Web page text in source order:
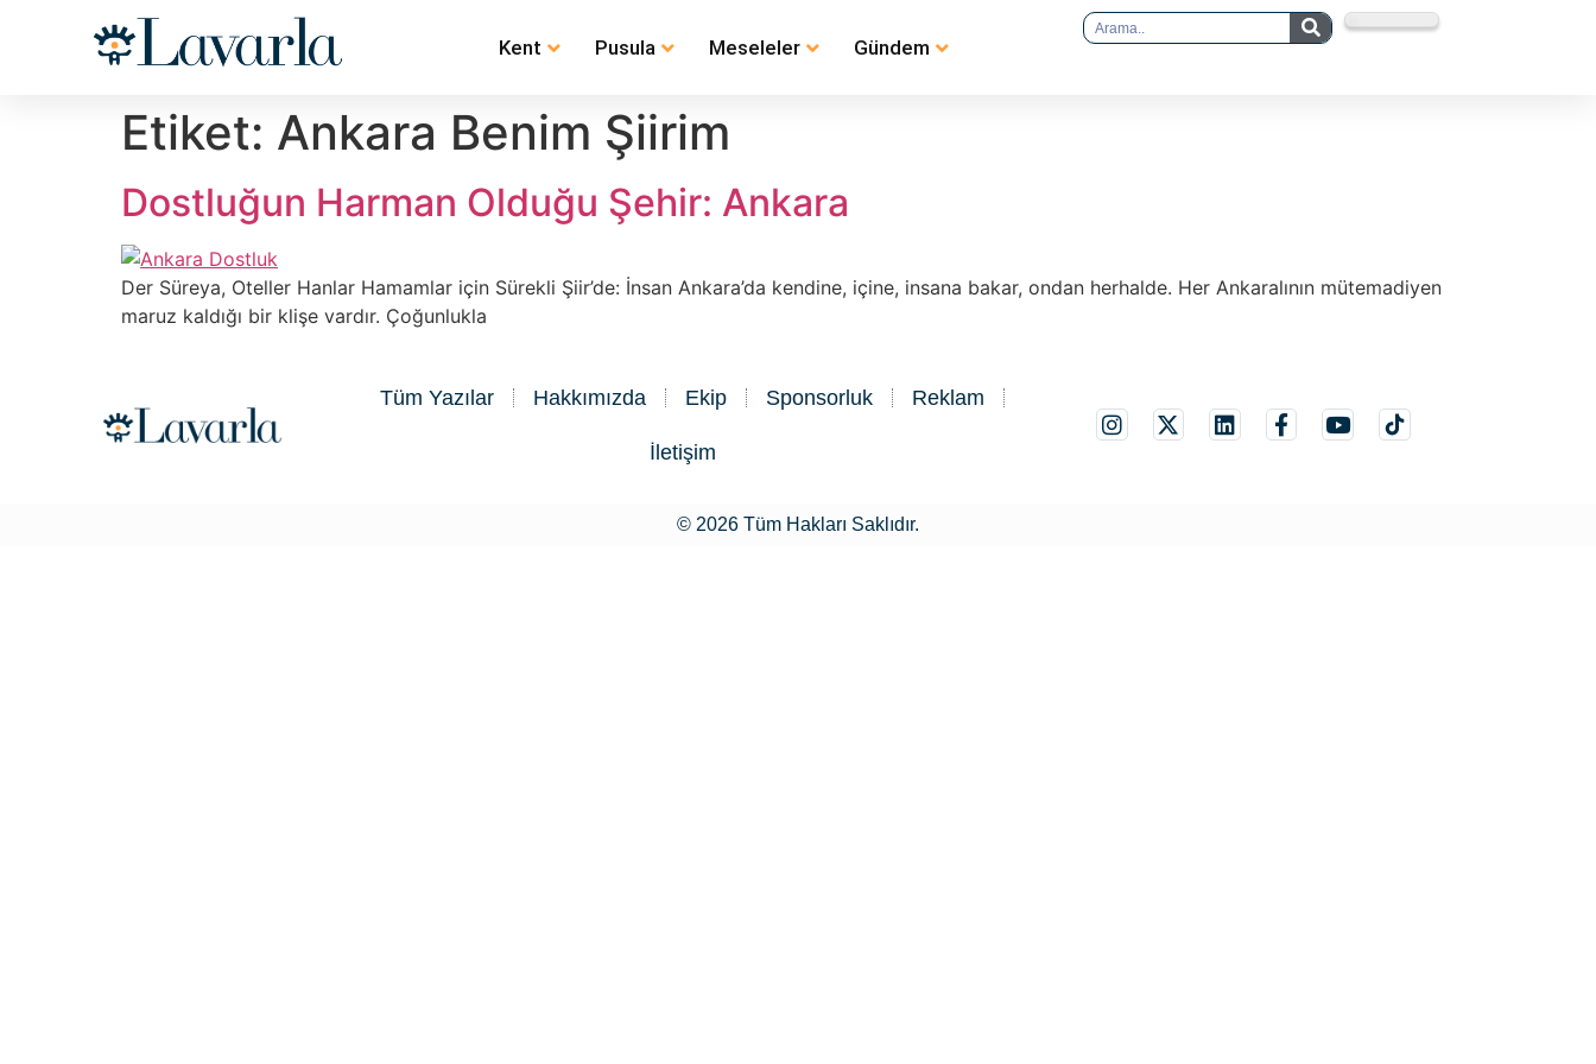
Kent Pusula Meseleler Gündem
Etiket: Ankara Benim Şiirim
Dostluğun Harman Olduğu Şehir: Ankara
Der Süreya, Oteller Hanlar Hamamlar için Sürekli Şiir’de: İnsan Ankara’da kendine, içine, insana bakar, ondan herhalde. Her Ankaralının mütemadiyen
maruz kaldığı bir klişe vardır. Çoğunlukla
Tüm Yazılar Hakkımızda Ekip Sponsorluk Reklam
İletişim
© 2026 Tüm Hakları Saklıdır.